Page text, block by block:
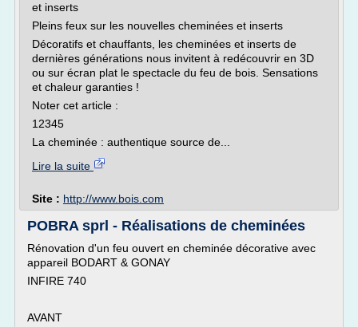
et inserts
Pleins feux sur les nouvelles cheminées et inserts
Décoratifs et chauffants, les cheminées et inserts de
dernières générations nous invitent à redécouvrir en 3D
ou sur écran plat le spectacle du feu de bois. Sensations
et chaleur garanties !
Noter cet article :
12345
La cheminée : authentique source de...
Lire la suite
Site : http://www.bois.com
POBRA sprl - Réalisations de cheminées
Rénovation d'un feu ouvert en cheminée décorative avec
appareil BODART & GONAY
INFIRE 740
AVANT